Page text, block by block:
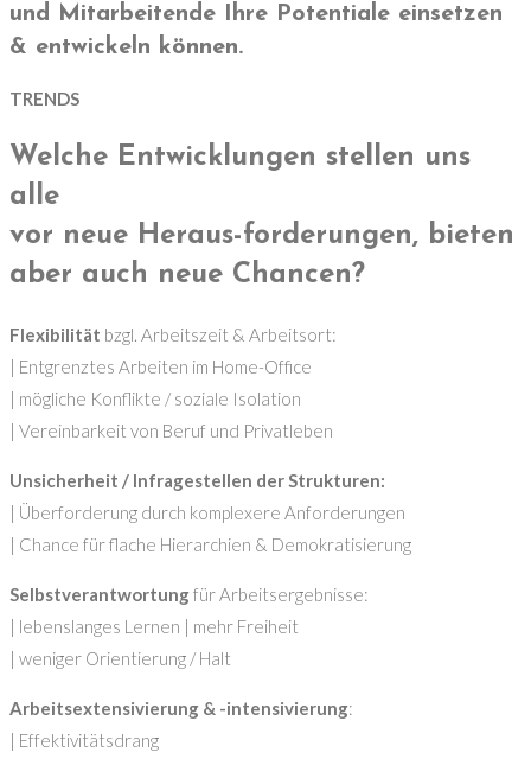
und Mitarbeitende Ihre Potentiale einsetzen
& entwickeln können.
TRENDS
Welche Entwicklungen stellen uns
alle
vor neue Heraus-forderungen, bieten
aber auch neue Chancen?
Flexibilität bzgl. Arbeitszeit & Arbeitsort:
| Entgrenztes Arbeiten im Home-Office
| mögliche Konflikte / soziale Isolation
| Vereinbarkeit von Beruf und Privatleben
Unsicherheit / Infragestellen der Strukturen:
| Überforderung durch komplexere Anforderungen
| Chance für flache Hierarchien & Demokratisierung
Selbstverantwortungfür Arbeitsergebnisse:
| lebenslanges Lernen | mehr Freiheit
| weniger Orientierung / Halt
Arbeitsextensivierung & -intensivierung:
| Effektivitätsdrang